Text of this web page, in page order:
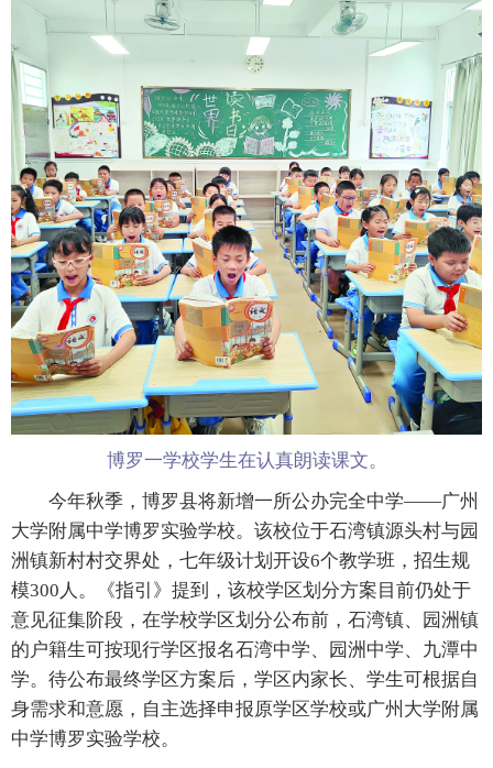
博罗一学校学生在认真朗读课文。
今年秋季，博罗县将新增一所公办完全中学——广州
大学附属中学博罗实验学校。该校位于石湾镇源头村与园
洲镇新村村交界处，七年级计划开设6个教学班，招生规
模300人。《指引》提到，该校学区划分方案目前仍处于
意见征集阶段，在学校学区划分公布前，石湾镇、园洲镇
的户籍生可按现行学区报名石湾中学、园洲中学、九潭中
学。待公布最终学区方案后，学区内家长、学生可根据自
身需求和意愿，自主选择申报原学区学校或广州大学附属
中学博罗实验学校。